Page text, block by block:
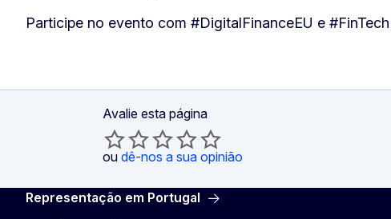
Participe no evento com #DigitalFinanceEU e
Avalie esta página
ou dê-nos a sua opinião
Representação em Portugal